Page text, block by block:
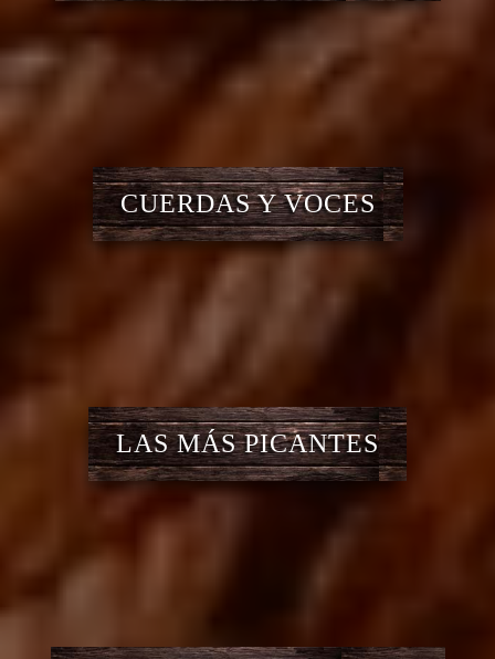
CUERDAS Y VOCES
LAS MÁS PICANTES